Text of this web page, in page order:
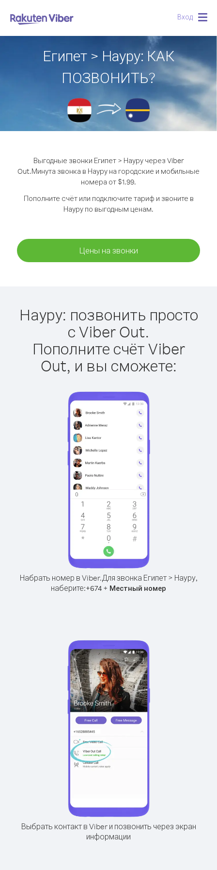
Вход
Египет > Науру: КАК
ПОЗВОНИТЬ?
Выгодные звонки Египет > Науру через Viber
Out.Минута звонка в Науру на городские и мобильные
номера от $1.99.
Пополните счёт или подключите тариф и звоните в
Науру по выгодным ценам.
Цены на звонки
Науру: позвонить просто
с Viber Out.
Пополните счёт Viber
Out, и вы сможете:
Набрать номер в Viber.Для звонка Египет > Науру,
наберите:+674 + Местный номер
Выбрать контакт в Viber и позвонить через экран
информации